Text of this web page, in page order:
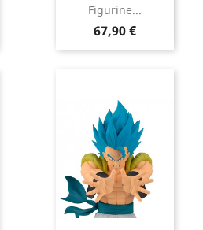
Figurine...
Prix
67,90 €